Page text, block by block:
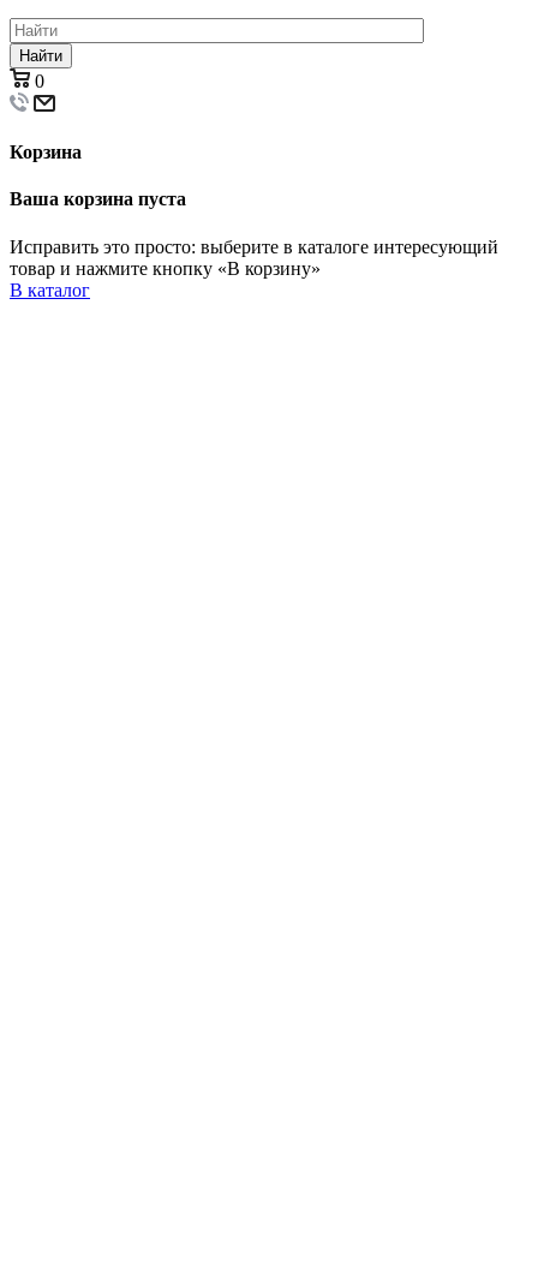
Найти
0
Корзина
Ваша корзина пуста
Исправить это просто: выберите в каталоге интересующий
товар и нажмите кнопку «В корзину»
В каталог